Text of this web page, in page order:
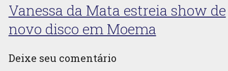
Vanessa da Mata estreia show de
novo disco em Moema
Deixe seu comentário